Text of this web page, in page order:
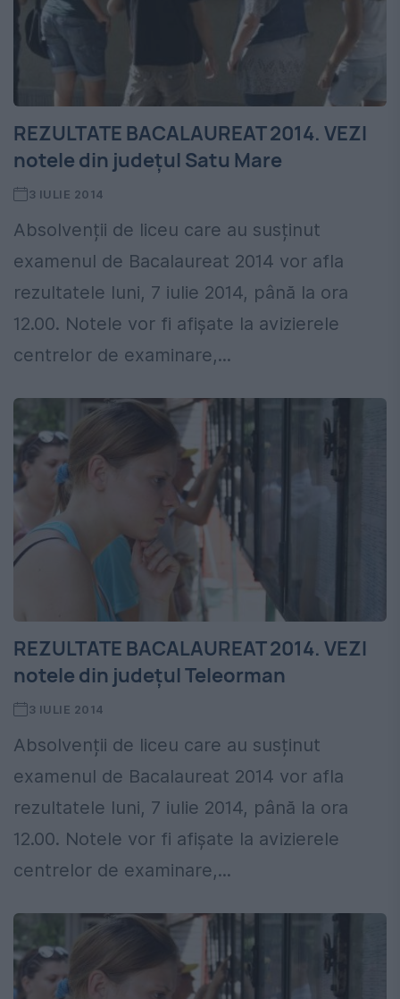
REZULTATE BACALAUREAT 2014. VEZI
notele din județul Satu Mare
3 IULIE 2014
Absolvenții de liceu care au susținut
examenul de Bacalaureat 2014 vor afla
rezultatele luni, 7 iulie 2014, până la ora
12.00. Notele vor fi afișate la avizierele
centrelor de examinare,...
REZULTATE BACALAUREAT 2014. VEZI
notele din județul Teleorman
3 IULIE 2014
Absolvenții de liceu care au susținut
examenul de Bacalaureat 2014 vor afla
rezultatele luni, 7 iulie 2014, până la ora
12.00. Notele vor fi afișate la avizierele
centrelor de examinare,...